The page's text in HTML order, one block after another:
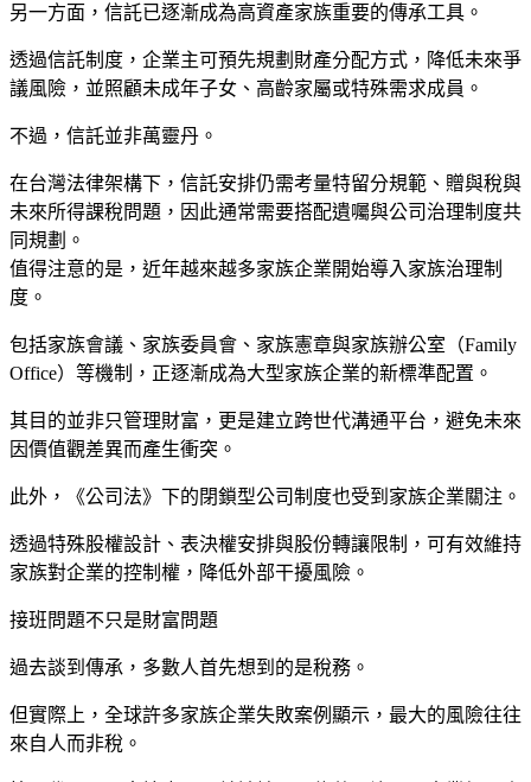
另一方面，信託已逐漸成為高資產家族重要的傳承工具。
透過信託制度，企業主可預先規劃財產分配方式，降低未來爭
議風險，並照顧未成年子女、高齡家屬或特殊需求成員。
不過，信託並非萬靈丹。
在台灣法律架構下，信託安排仍需考量特留分規範、贈與稅與
未來所得課稅問題，因此通常需要搭配遺囑與公司治理制度共
同規劃。
值得注意的是，近年越來越多家族企業開始導入家族治理制
度。
包括家族會議、家族委員會、家族憲章與家族辦公室（Family
Office）等機制，正逐漸成為大型家族企業的新標準配置。
其目的並非只管理財富，更是建立跨世代溝通平台，避免未來
因價值觀差異而產生衝突。
此外，《公司法》下的閉鎖型公司制度也受到家族企業關注。
透過特殊股權設計、表決權安排與股份轉讓限制，可有效維持
家族對企業的控制權，降低外部干擾風險。
接班問題不只是財富問題
過去談到傳承，多數人首先想到的是稅務。
但實際上，全球許多家族企業失敗案例顯示，最大的風險往往
來自人而非稅。